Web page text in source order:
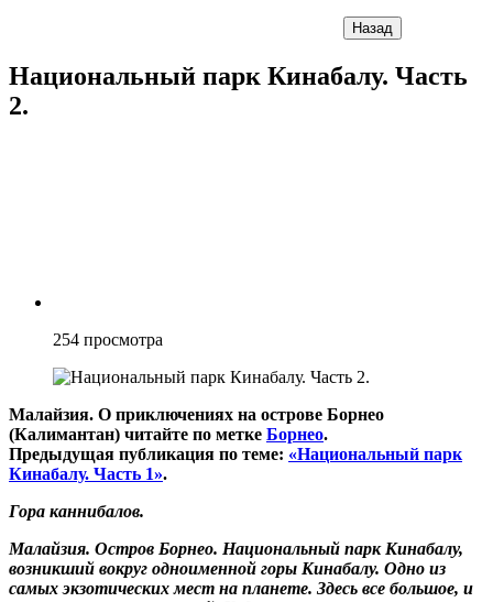
Назад
Национальный парк Кинабалу. Часть
2.
254 просмотра
Малайзия. О приключениях на острове Борнео
(Калимантан) читайте по метке Борнео.
Предыдущая публикация по теме: «Национальный парк
Кинабалу. Часть 1».
Гора каннибалов.
Малайзия. Остров Борнео. Национальный парк Кинабалу,
возникший вокруг одноименной горы Кинабалу. Одно из
самых экзотических мест на планете. Здесь все большое, и